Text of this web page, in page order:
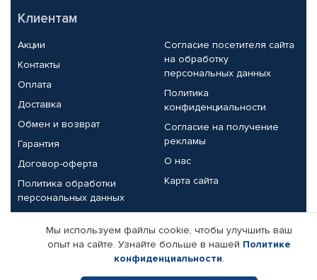
Клиентам
Акции
Контакты
Оплата
Доставка
Обмен и возврат
Гарантия
Договор-оферта
Политика обработки
персональных данных
Согласие посетителя сайта
на обработку
персональных данных
Политика
конфиденциальности
Согласие на получение
рекламы
О нас
Карта сайта
Партнерам
Корпоративным клиентам
Поставщикам
Реквизиты компании
Мы используем файлы cookie, чтобы улучшить ваш
опыт на сайте. Узнайте больше в нашей Политике
конфиденциальности.